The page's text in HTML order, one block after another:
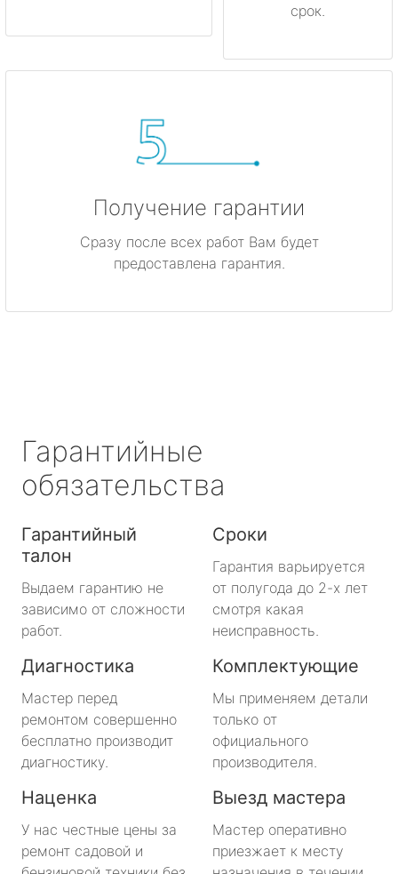
срок.
Получение гарантии
Сразу после всех работ Вам будет
предоставлена гарантия.
Гарантийные
обязательства
Гарантийный
талон
Выдаем гарантию не
зависимо от сложности
работ.
Сроки
Гарантия варьируется
от полугода до 2-х лет
смотря какая
неисправность.
Диагностика
Мастер перед
ремонтом совершенно
бесплатно производит
диагностику.
Комплектующие
Мы применяем детали
только от
официального
производителя.
Наценка
У нас честные цены за
ремонт садовой и
Выезд мастера
Мастер оперативно
приезжает к месту